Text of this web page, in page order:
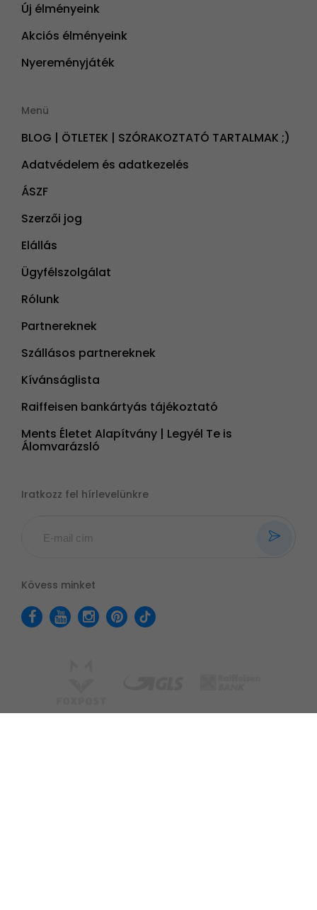
Új élményeink
Akciós élményeink
Nyereményjáték
Menü
BLOG | ÖTLETEK | SZÓRAKOZTATÓ TARTALMAK ;)
Adatvédelem és adatkezelés
ÁSZF
Szerzői jog
Elállás
Ügyfélszolgálat
Rólunk
Partnereknek
Szállásos partnereknek
Kívánságlista
Raiffeisen bankártyás tájékoztató
Ments Életet Alapítvány | Legyél Te is
Álomvarázsló
Iratkozz fel hírlevelünkre
Kövess minket